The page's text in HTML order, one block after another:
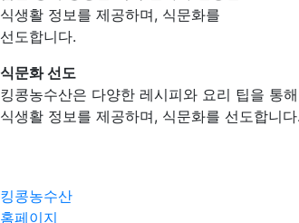
식생활 정보를 제공하며, 식문화를
선도합니다.
식문화 선도
킹콩농수산은 다양한 레시피와 요리 팁을 통
식생활 정보를 제공하며, 식문화를 선도합니다.
킹콩농수산
홈페이지